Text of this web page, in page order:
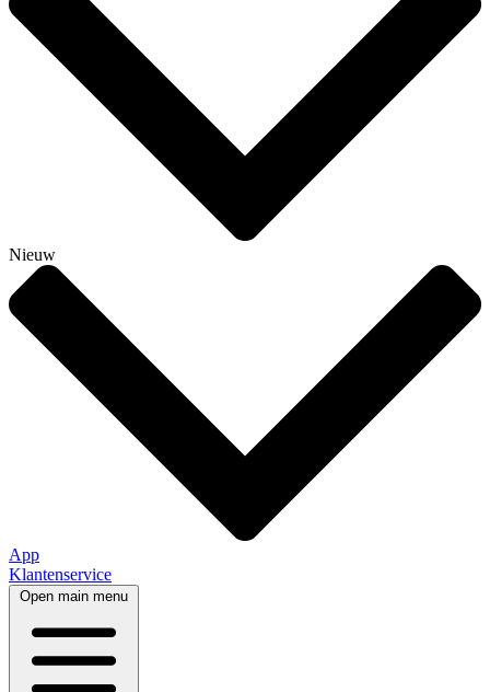
Nieuw
App
Klantenservice
Open main menu